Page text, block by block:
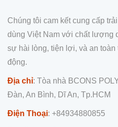
Chúng tôi cam kết cung cấp
dùng Việt Nam với chất lượng
sự hài lòng, tiện lợi, và an toàn
động.
Địa chỉ: Tòa nhà BCONS
Đàn, An Bình, Dĩ An, Tp.HCM
Điện Thoại: +84934880855